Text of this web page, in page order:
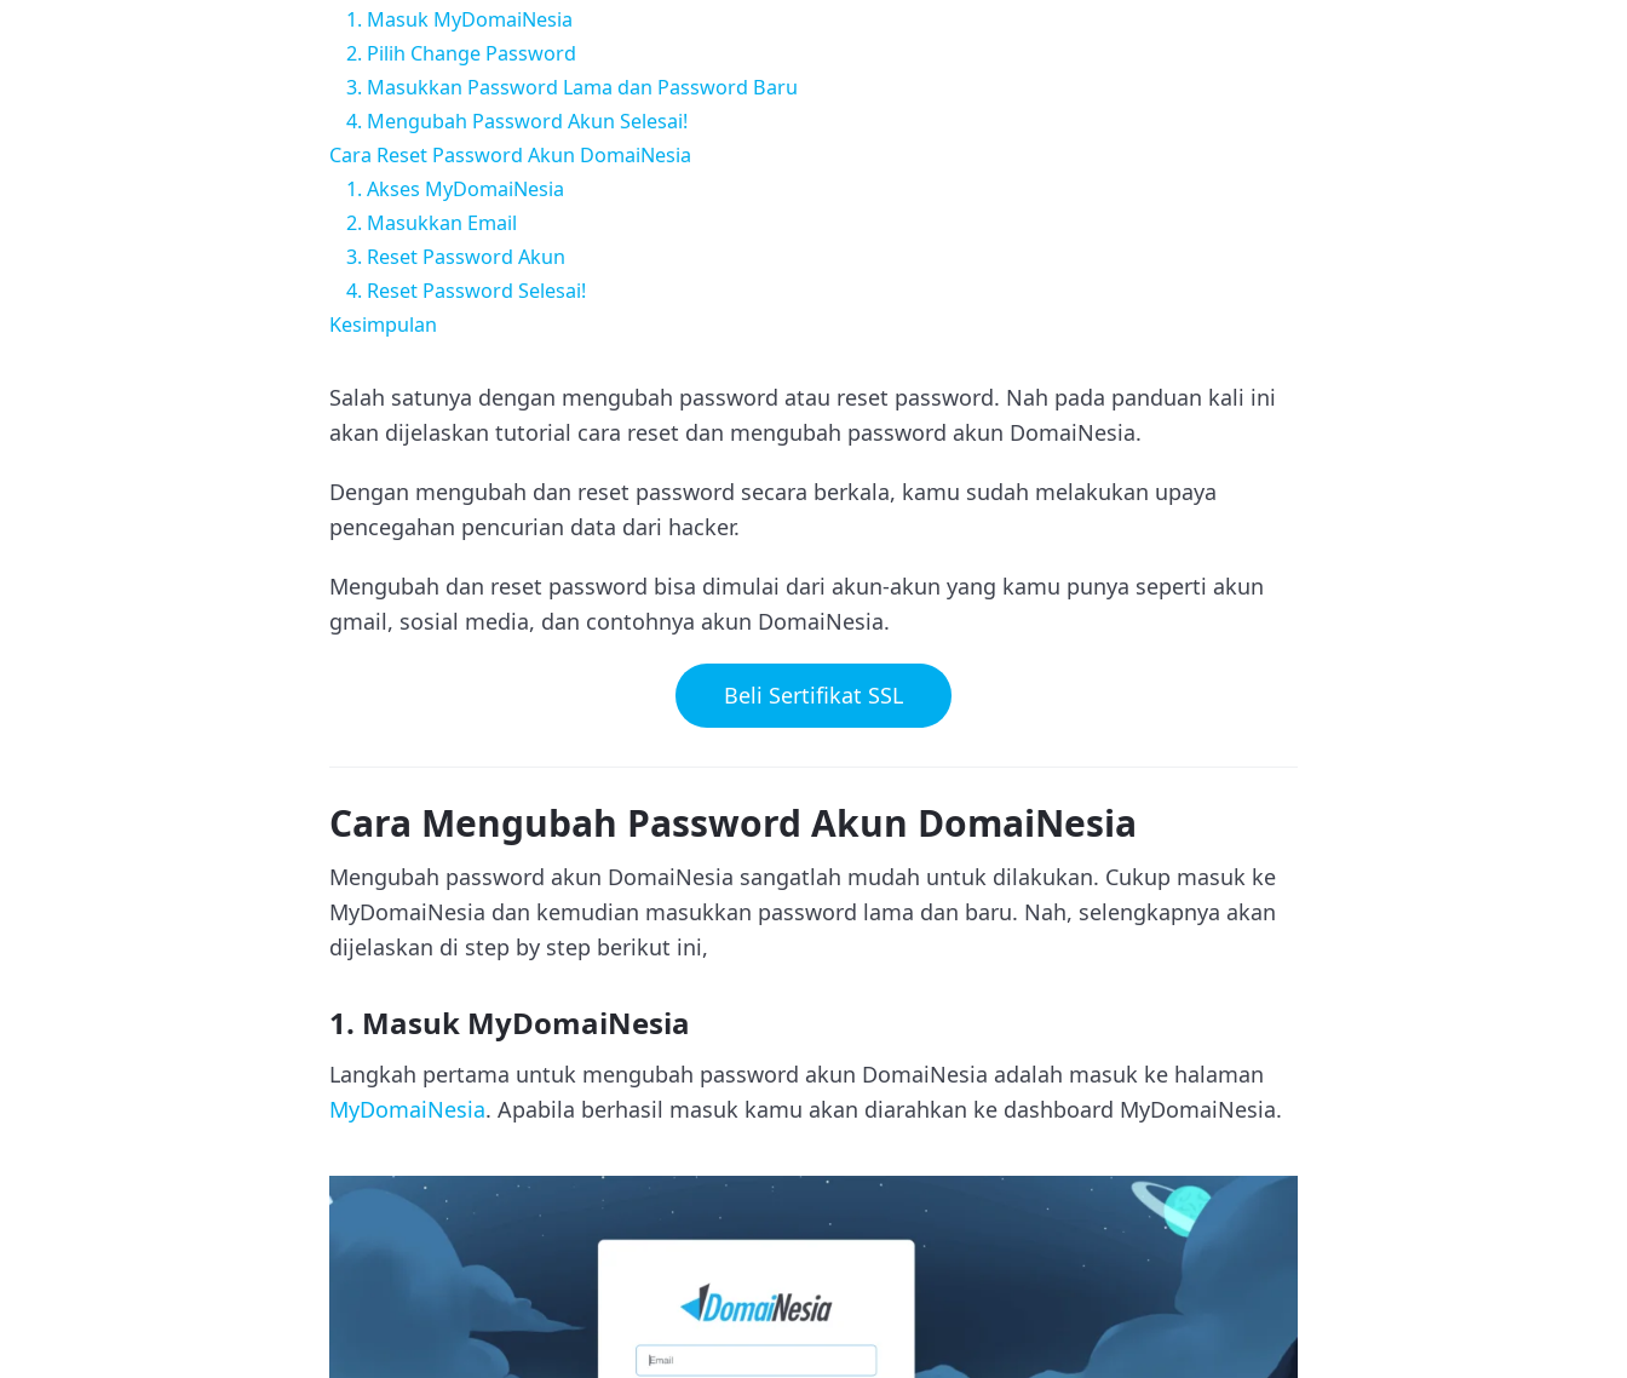
1. Masuk MyDomaiNesia
2. Pilih Change Password
3. Masukkan Password Lama dan Password Baru
4. Mengubah Password Akun Selesai!
Cara Reset Password Akun DomaiNesia
1. Akses MyDomaiNesia
2. Masukkan Email
3. Reset Password Akun
4. Reset Password Selesai!
Kesimpulan
Salah satunya dengan mengubah password atau reset password. Nah pada panduan kali ini
akan dijelaskan tutorial cara reset dan mengubah password akun DomaiNesia.
Dengan mengubah dan reset password secara berkala, kamu sudah melakukan upaya
pencegahan pencurian data dari hacker.
Mengubah dan reset password bisa dimulai dari akun-akun yang kamu punya seperti akun
gmail, sosial media, dan contohnya akun DomaiNesia.
Beli Sertifikat SSL
Cara Mengubah Password Akun DomaiNesia
Mengubah password akun DomaiNesia sangatlah mudah untuk dilakukan. Cukup masuk ke
MyDomaiNesia dan kemudian masukkan password lama dan baru. Nah, selengkapnya akan
dijelaskan di step by step berikut ini,
1. Masuk MyDomaiNesia
Langkah pertama untuk mengubah password akun DomaiNesia adalah masuk ke halaman
MyDomaiNesia. Apabila berhasil masuk kamu akan diarahkan ke dashboard MyDomaiNesia.